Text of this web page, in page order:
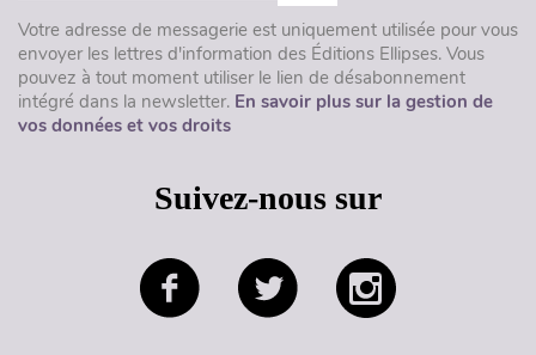
Votre adresse de messagerie est uniquement utilisée pour vous
envoyer les lettres d'information des Éditions Ellipses. Vous
pouvez à tout moment utiliser le lien de désabonnement
intégré dans la newsletter. En savoir plus sur la gestion de
vos données et vos droits
Suivez-nous sur